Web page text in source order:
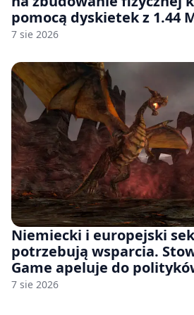
pomocą dyskietek z 1.44
7 sie 2026
Niemiecki i europejski
potrzebują wsparcia.
Game apeluje do
7 sie 2026